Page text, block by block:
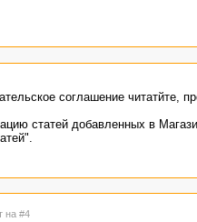
соглашение читатйте,
статей добавленных в
на #4